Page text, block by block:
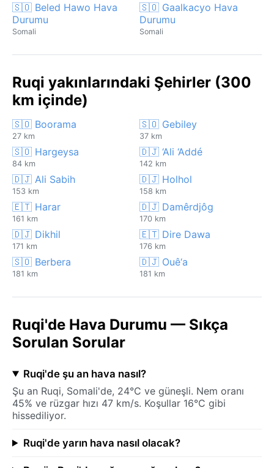
🇸🇴 Beled Hawo Hava
Durumu
Somali
🇸🇴 Gaalkacyo Hava
Durumu
Somali
Ruqi yakınlarındaki Şehirler (300
km içinde)
🇸🇴 Boorama
27 km
🇸🇴 Gebiley
37 km
🇸🇴 Hargeysa
84 km
🇩🇯 ‘Ali ‘Addé
142 km
🇩🇯 Ali Sabih
153 km
🇩🇯 Holhol
158 km
🇪🇹 Harar
161 km
🇩🇯 Damêrdjôg
170 km
🇩🇯 Dikhil
171 km
🇪🇹 Dire Dawa
176 km
🇸🇴 Berbera
181 km
🇩🇯 Ouê‘a
181 km
Ruqi'de Hava Durumu — Sıkça
Sorulan Sorular
Ruqi'de şu an hava nasıl?
Şu an Ruqi, Somali'de, 24°C ve güneşli. Nem oranı
45% ve rüzgar hızı 47 km/s. Koşullar 16°C gibi
hissediliyor.
Ruqi'de yarın hava nasıl olacak?